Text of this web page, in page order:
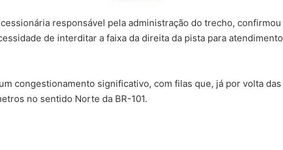
responsável pela administração do trecho,
de interditar a faixa da direita da pista para
congestionamento significativo, com filas que, já por volta
no sentido Norte da BR-101.